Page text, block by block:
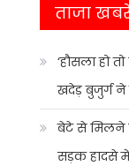
ताजा
‘हौसला हो
खदेड़ बुजुर्ग ने
बेटे से मिलने
सड़क हादसे